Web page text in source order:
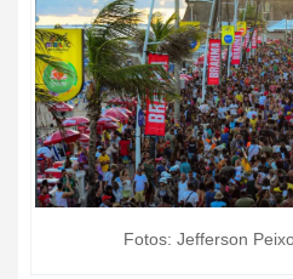
Fotos: Jefferson